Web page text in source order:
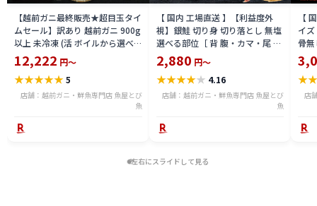
【越前ガニ最終販売★超目玉タイ
ムセール】訳あり 越前ガニ 900g
以上 未冷凍 (活 ボイルから選べ
る) 福井県産 国産 産地直送 脚折
れ 訳ありカニ 越前がに ズワイガ
ニ 越前 かに 送料無料 etz-900w
12,222 円～
★★★★★5
店舗：越前ガニ・鮮魚専門店 魚屋とび
魚
【 国内 工場直送 】【利益度外
視】銀鮭 切り身 切り落とし 無塩
選べる部位［ 背 腹・カマ・尾 ］
600g〜2.4kg 骨取り・骨無し 骨
あり 切り落とし 骨取り・骨無し
切身 ses2301-12ka
2,880 円～
★★★★★ 4.16
店舗：越前ガニ・鮮魚専門店 魚屋とび
魚
【
イ
骨
(真
ライ
★
店
左右にスライドして見る